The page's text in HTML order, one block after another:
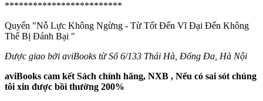
*************************
Quyển "Nỗ Lực Không Ngừng - Từ Tốt Đến Vĩ Đại Đến Không
Thể Bị Đánh Bại "
Được giao bởi aviBooks từ Số 6/133 Thái Hà, Đống Đa, Hà Nội
aviBooks cam kết Sách chính hãng, NXB , Nếu có sai sót chúng
tôi xin được bồi thường 200%